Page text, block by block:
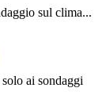
sul clima...
ai sondaggi